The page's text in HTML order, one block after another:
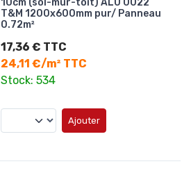
10cm (sol-mur-toit) ALU 0022
T&M 1200x600mm pur/ Panneau
0.72m²
17,36 € TTC
24,11 €/m² TTC
Stock: 534
Ajouter